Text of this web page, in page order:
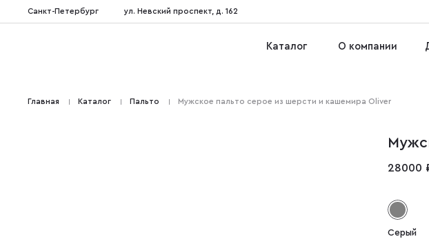
Санкт-Петербург ул. Невский проспект, д. 162
Каталог О компании
Главная Каталог Пальто Мужское пальто серое из шерсти и кашемира Oliver
28000
Серый